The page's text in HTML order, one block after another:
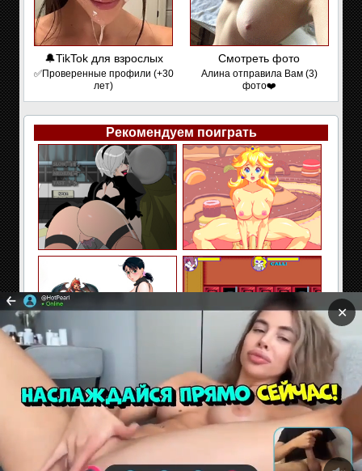
🔔TikTok для взрослых
✅Проверенные профили (+30
лет)
Смотреть фото
Алина отправила Вам (3)
фото❤️
Рекомендуем поиграть
Сайт содержит материалы предназначенные только
для взрослых. Находясь на сайте Вы подтверждаете,
что Вам 18 лет и более. Если Вам нет 18 лет покиньте
Секс и эротические флэш игры
✕